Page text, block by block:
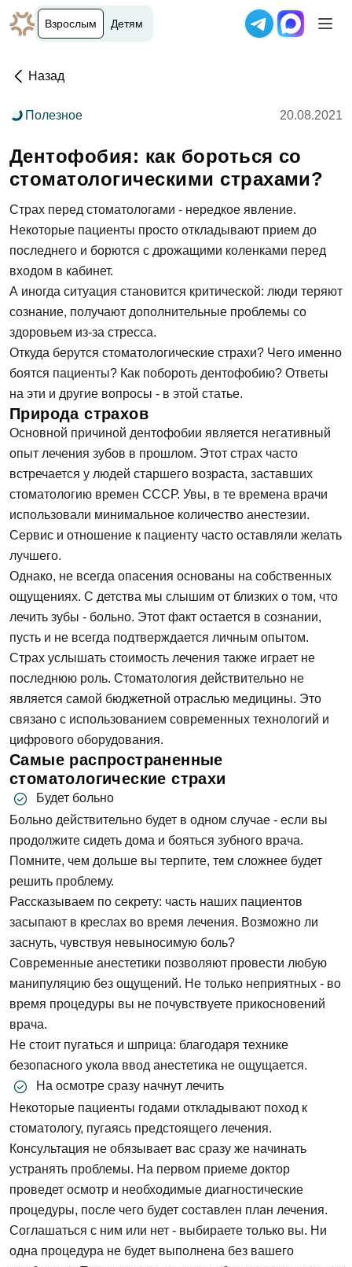
Взрослым Детям
Назад
Полезное 20.08.2021
Дентофобия: как бороться со
стоматологическими страхами?
Страх перед стоматологами - нередкое явление.
Некоторые пациенты просто откладывают прием до
последнего и борются с дрожащими коленками перед
входом в кабинет.
А иногда ситуация становится критической: люди теряют
сознание, получают дополнительные проблемы со
здоровьем из-за стресса.
Откуда берутся стоматологические страхи? Чего именно
боятся пациенты? Как побороть дентофобию? Ответы
на эти и другие вопросы - в этой статье.
Природа страхов
Основной причиной дентофобии является негативный
опыт лечения зубов в прошлом. Этот страх часто
встречается у людей старшего возраста, заставших
стоматологию времен СССР. Увы, в те времена врачи
использовали минимальное количество анестезии.
Сервис и отношение к пациенту часто оставляли желать
лучшего.
Однако, не всегда опасения основаны на собственных
ощущениях. С детства мы слышим от близких о том, что
лечить зубы - больно. Этот факт остается в сознании,
пусть и не всегда подтверждается личным опытом.
Страх услышать стоимость лечения также играет не
последнюю роль. Стоматология действительно не
является самой бюджетной отраслью медицины. Это
связано с использованием современных технологий и
цифрового оборудования.
Самые распространенные
стоматологические страхи
Будет больно
Больно действительно будет в одном случае - если вы
продолжите сидеть дома и бояться зубного врача.
Помните, чем дольше вы терпите, тем сложнее будет
решить проблему.
Рассказываем по секрету: часть наших пациентов
засыпают в креслах во время лечения. Возможно ли
заснуть, чувствуя невыносимую боль?
Современные анестетики позволяют провести любую
манипуляцию без ощущений. Не только неприятных - во
время процедуры вы не почувствуете прикосновений
врача.
Не стоит пугаться и шприца: благодаря технике
безопасного укола ввод анестетика не ощущается.
На осмотре сразу начнут лечить
Некоторые пациенты годами откладывают поход к
стоматологу, пугаясь предстоящего лечения.
Консультация не обязывает вас сразу же начинать
устранять проблемы. На первом приеме доктор
проведет осмотр и необходимые диагностические
процедуры, после чего будет составлен план лечения.
Соглашаться с ним или нет - выбираете только вы. Ни
одна процедура не будет выполнена без вашего